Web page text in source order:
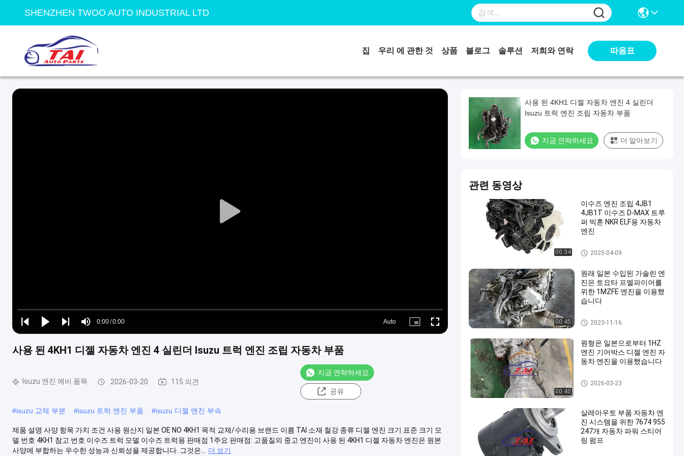
SHENZHEN TWOO AUTO INDUSTRIAL LTD
집 우리 에 관한 것 상품 블로그 솔루션 저희와 연락 따옴표
Play
Play
Play
Play
Mute
Time
0:00/0:00
Loaded:
0%
Auto
Picture- Fullscreen
사용 된 4KH1 디젤 자동차 엔진 4 실린더 Isuzu 트럭 엔진 조립 자동차 부품
Isuzu 엔진 예비 품목 2026-03-20 115 의견
지금 연락하세요
공유
#isuzu 교체 부분 #isuzu 트럭 엔진 부품 #isuzu 디젤 엔진 부속
제품 설명 사양 항목 가치 조건 사용 원산지 일본 OE NO 4KH1 목적 교체/수리용 브랜드 이름 TAI 소재 철강 종류 디젤 엔진 크기 표준 크기 모
델 번호 4KH1 참고 번호 이수즈 트럭 모델 이수즈 트럭용 판매점 1주요 판매점: 고품질의 중고 엔진이 사용 된 4KH1 디젤 자동차 엔진은 원본
사양에 부합하는 우수한 성능과 신뢰성을 제공합니다. 그것은...
더 보기
사용 된 4KH1 디젤 자동차 엔진 4 실린더
Isuzu 트럭 엔진 조립 자동차 부품
지금 연락하세요 더 알아보기
관련 동영상
00:34
이수즈 엔진 조립 4JB1
4JB1T 이수즈 D-MAX 트루
퍼 빅혼 NKR ELF용 자동차
엔진
Isuzu 엔진 예비 품목
2025-04-09
00:45
원래 일본 수입된 가솔린 엔
진은 토요타 프엘파이어를
위한 1MZFE 엔진을 이용했
습니다
사용된 일본 엔진
2023-11-16
00:40
원형은 일본으로부터 1HZ
엔진 기어박스 디젤 엔진 자
동차 엔진을 이용했습니다
도요타 엔진 예비 품목
2026-03-23
살레아우토 부품 자동차 엔
진 시스템을 위한 7674 955
247개 자동차 파워 스티어
링 펌프